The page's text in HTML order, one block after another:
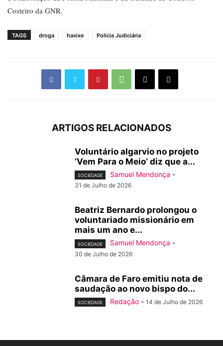
Costeiro da GNR.
TAGS droga haxixe Polícia Judiciária
ARTIGOS RELACIONADOS
Voluntário algarvio no projeto
‘Vem Para o Meio’ diz que a...
SOCIEDADE Samuel Mendonça -
31 de Julho de 2026
Beatriz Bernardo prolongou o
voluntariado missionário em
mais um ano e...
SOCIEDADE Samuel Mendonça -
30 de Julho de 2026
Câmara de Faro emitiu nota de
saudação ao novo bispo do...
SOCIEDADE Redação - 14 de Julho de 2026